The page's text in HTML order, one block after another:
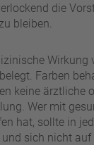
die
bleiben.
Wirkung
Farben
keine ärztliche
Wer mit
hat, sollte in
sich nicht auf